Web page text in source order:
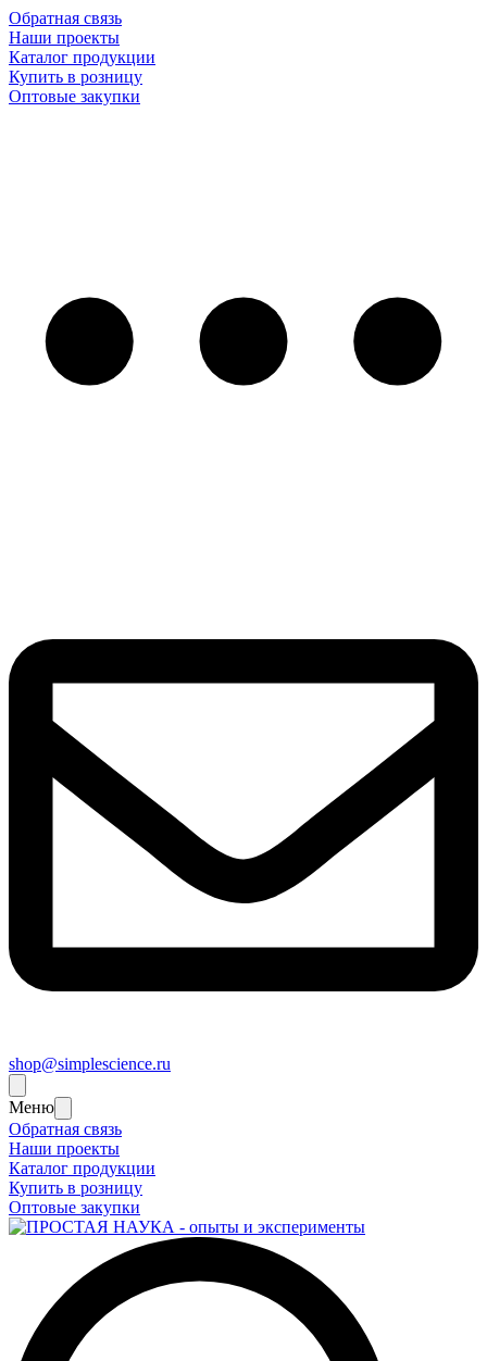
Обратная связь
Наши проекты
Каталог продукции
Купить в розницу
Оптовые закупки
shop@simplescience.ru
Меню
Обратная связь
Наши проекты
Каталог продукции
Купить в розницу
Оптовые закупки